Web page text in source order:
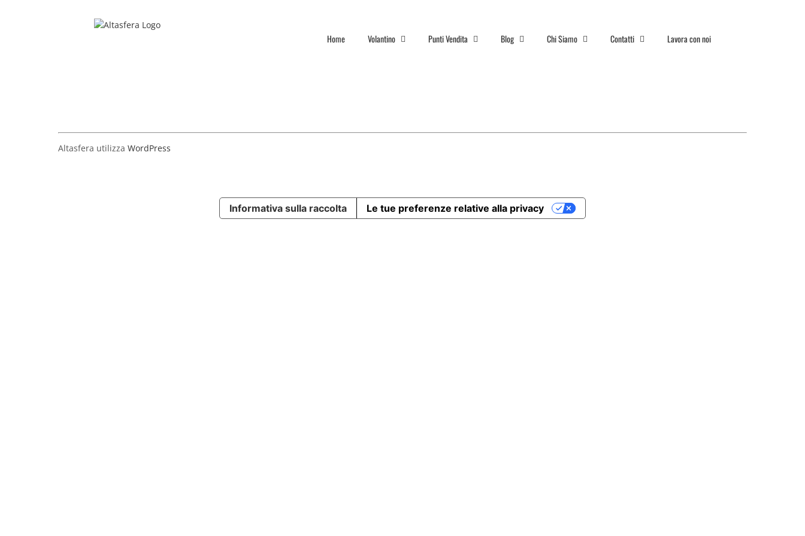
Home Volantino Punti Vendita Blog Chi Siamo Contatti Lavora con noi
Altasfera utilizza WordPress
Informativa sulla raccolta Le tue preferenze relative alla privacy